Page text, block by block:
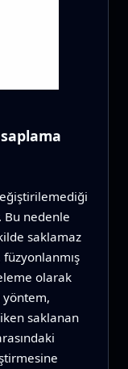
Bu nedenle
saklamaz
olarak
saklanan